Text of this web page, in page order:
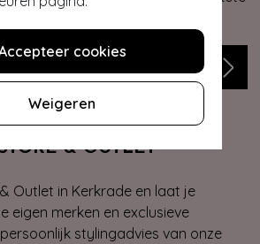
cookies
Weigeren
en giveaways.
& OUTLET
Outlet in Kerkrade en laat je
eigen merken en exclusieve
stylingadvies van onze